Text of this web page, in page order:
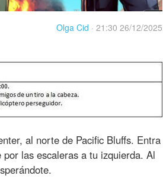
Olga Cid · 21:30 26/12/2025
al norte de Pacific Bluffs. Entra
las escaleras a tu izquierda. Al